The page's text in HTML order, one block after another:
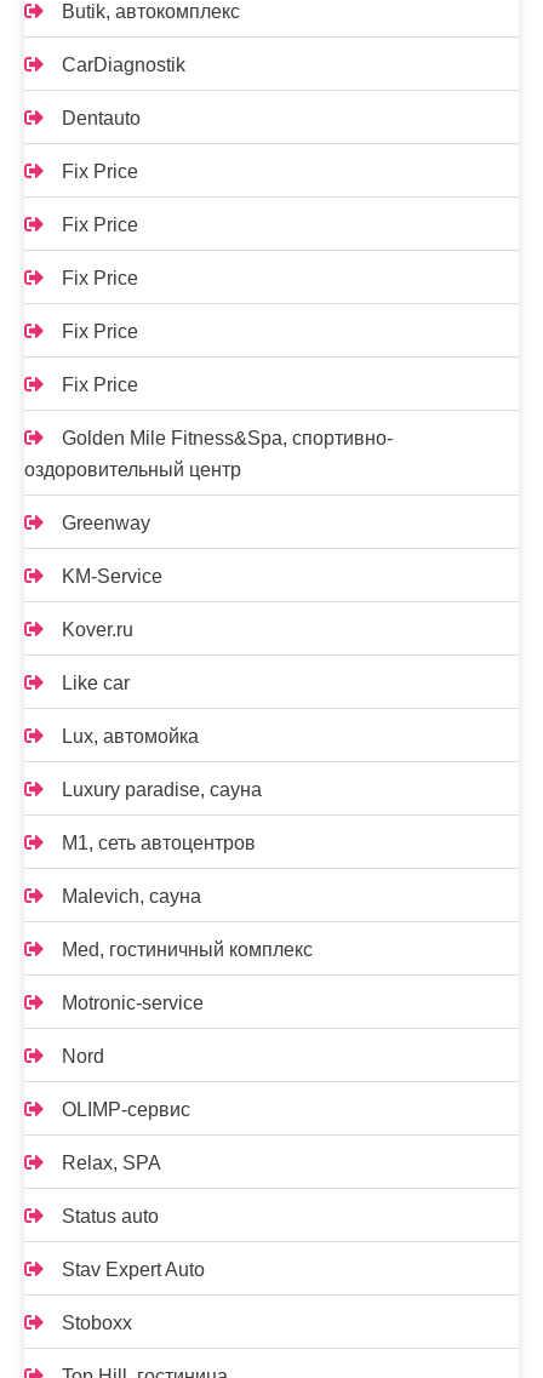
Butik, автокомплекс
CarDiagnostik
Dentauto
Fix Price
Fix Price
Fix Price
Fix Price
Fix Price
Golden Mile Fitness&Spa, спортивно-
оздоровительный центр
Greenway
KM-Service
Kover.ru
Like car
Lux, автомойка
Luxury paradise, сауна
M1, сеть автоцентров
Malevich, сауна
Med, гостиничный комплекс
Motronic-service
Nord
OLIMP-сервис
Relax, SPA
Status auto
Stav Expert Auto
Stoboxx